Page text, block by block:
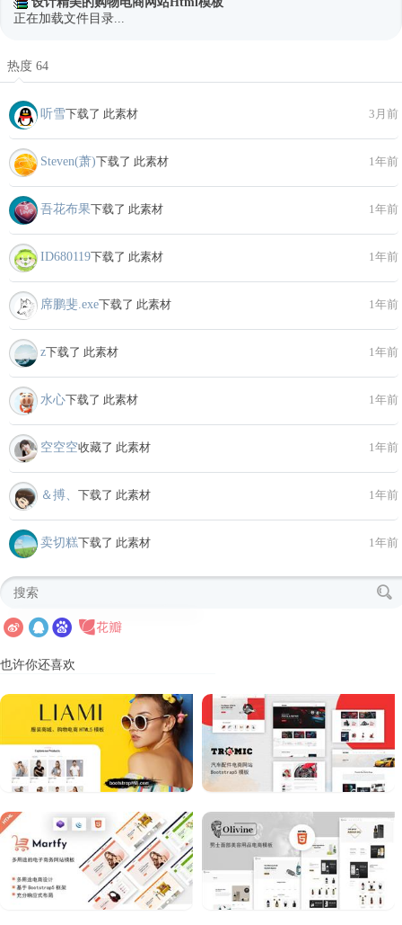
正在加载文件目录...
热度 64
听雪下载了 此素材 3月前
Steven(萧)下载了 此素材 1年前
吾花布果下载了 此素材 1年前
ID680119下载了 此素材 1年前
席鹏斐.exe下载了 此素材 1年前
z下载了 此素材 1年前
水心下载了 此素材 1年前
空空空收藏了 此素材 1年前
＆搏、 下载了 此素材 1年前
卖切糕下载了 此素材 1年前
也许你还喜欢